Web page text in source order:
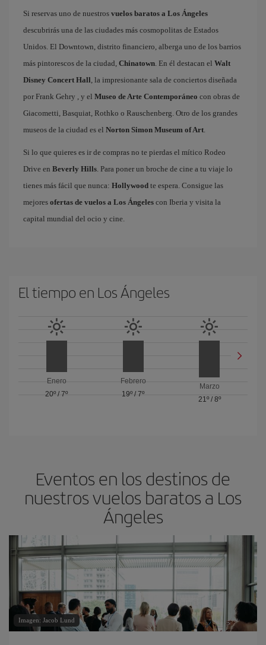
Si reservas uno de nuestros vuelos baratos a Los Ángeles
descubrirás una de las ciudades más cosmopolitas de Estados
Unidos. El Downtown, distrito financiero, alberga uno de los barrios
más pintorescos de la ciudad, Chinatown. En él destacan el Walt
Disney Concert Hall, la impresionante sala de conciertos diseñada
por Frank Gehry , y el Museo de Arte Contemporáneo con obras de
Giacometti, Basquiat, Rothko o Rauschenberg. Otro de los grandes
museos de la ciudad es el Norton Simon Museum of Art.
Si lo que quieres es ir de compras no te pierdas el mítico Rodeo
Drive en Beverly Hills. Para poner un broche de cine a tu viaje lo
tienes más fácil que nunca: Hollywood te espera. Consigue las
mejores ofertas de vuelos a Los Ángeles con Iberia y visita la
capital mundial del ocio y cine.
El tiempo en Los Ángeles
Enero
20º /7º
Febrero
19º / 7º
Marzo
21º/ 8º
Eventos en los destinos de
nuestros vuelos baratos a Los
Ángeles
Imagen: Jacob Lund